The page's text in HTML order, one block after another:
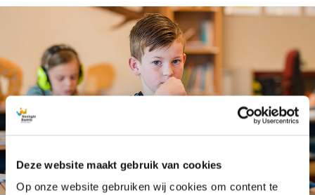
Deze website maakt gebruik van cookies
Op onze website gebruiken wij cookies om content te